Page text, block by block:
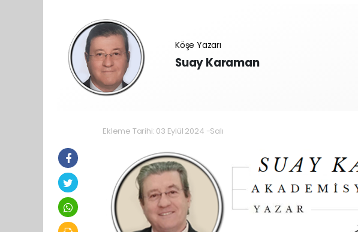
Köşe Yazarı
Suay Karaman
Ekleme Tarihi: 03 Eylül 2024 -Salı